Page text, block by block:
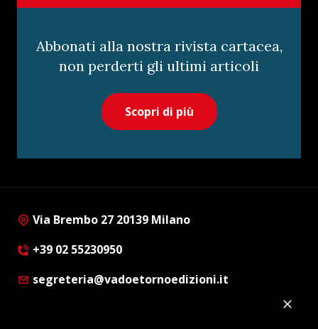
Abbonati alla nostra rivista cartacea,
non perderti gli ultimi articoli
Scopri di più
Via Brembo 27 20139 Milano
+39 02 55230950
segreteria@vadoetornoedizioni.it